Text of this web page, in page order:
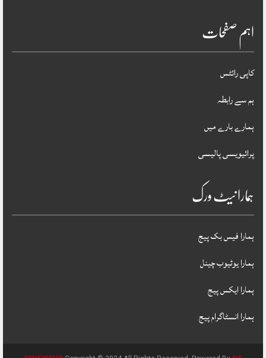
اہم صفحات
کاپی رائٹس
ہم سے رابطہ
ہمارے بارے میں
پرائیویسی پالیسی
ہمارا نیٹ ورک
ہمارا فیس بک پیج
ہمارا یوٹیوب چینل
ہمارا ایکس پیج
ہمارا انسٹاگرام پیج